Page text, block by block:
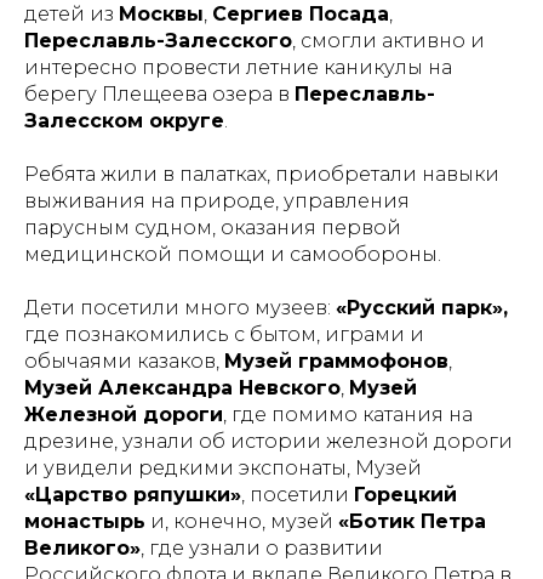
детей из Москвы, Сергиев Посада,
Переславль-Залесского, смогли активно и
интересно провести летние каникулы на
берегу Плещеева озера в Переславль-
Залесском округе.
Ребята жили в палатках, приобретали навыки
выживания на природе, управления
парусным судном, оказания первой
медицинской помощи и самообороны.
Дети посетили много музеев: «Русский парк»,
где познакомились с бытом, играми и
обычаями казаков, Музей граммофонов,
Музей Александра Невского, Музей
Железной дороги, где помимо катания на
дрезине, узнали об истории железной дороги
и увидели редкими экспонаты, Музей
«Царство ряпушки», посетили Горецкий
монастырь и, конечно, музей «Ботик Петра
Великого», где узнали о развитии